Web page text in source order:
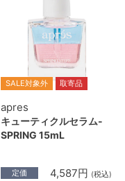
SALE対象外 取寄品
apres
キューティクルセラム-
SPRING 15mL
定価 4,587円 (税込)